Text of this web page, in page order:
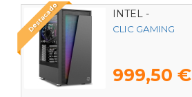
Destacado INTEL -
CLIC GAMING
999,50 €